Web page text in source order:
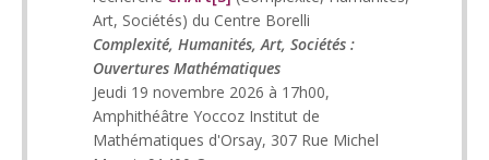
Art, Sociétés) du Centre Borelli
Complexité, Humanités, Art, Sociétés :
Ouvertures Mathématiques
Jeudi 19 novembre 2026 à 17h00,
Amphithéâtre Yoccoz Institut de
Mathématiques d'Orsay, 307 Rue Michel